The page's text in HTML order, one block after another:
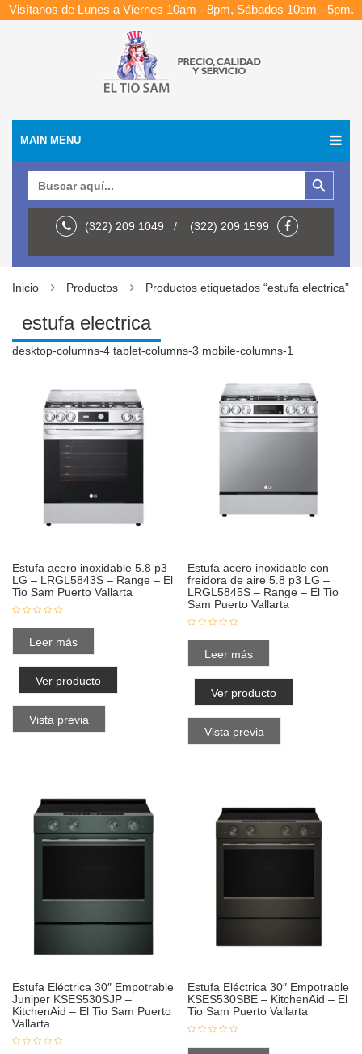
Visítanos de Lunes a Viernes 10am - 8pm, Sábados 10am - 5pm.
MAIN MENU
Botón de búsqueda
(322) 209 1049 / (322) 209 1599
Inicio Productos Productos etiquetados “estufa electrica”
estufa electrica
desktop-columns-4 tablet-columns-3 mobile-columns-1
Estufa acero inoxidable 5.8 p3
LG – LRGL5843S – Range – El
Tio Sam Puerto Vallarta
Leer más
Ver producto
Vista previa
Estufa acero inoxidable con
freidora de aire 5.8 p3 LG –
LRGL5845S – Range – El Tio
Sam Puerto Vallarta
Leer más
Ver producto
Vista previa
Estufa Eléctrica 30″ Empotrable
Juniper KSES530SJP –
KitchenAid – El Tio Sam Puerto
Vallarta
Estufa Eléctrica 30″ Empotrable
KSES530SBE – KitchenAid – El
Tio Sam Puerto Vallarta